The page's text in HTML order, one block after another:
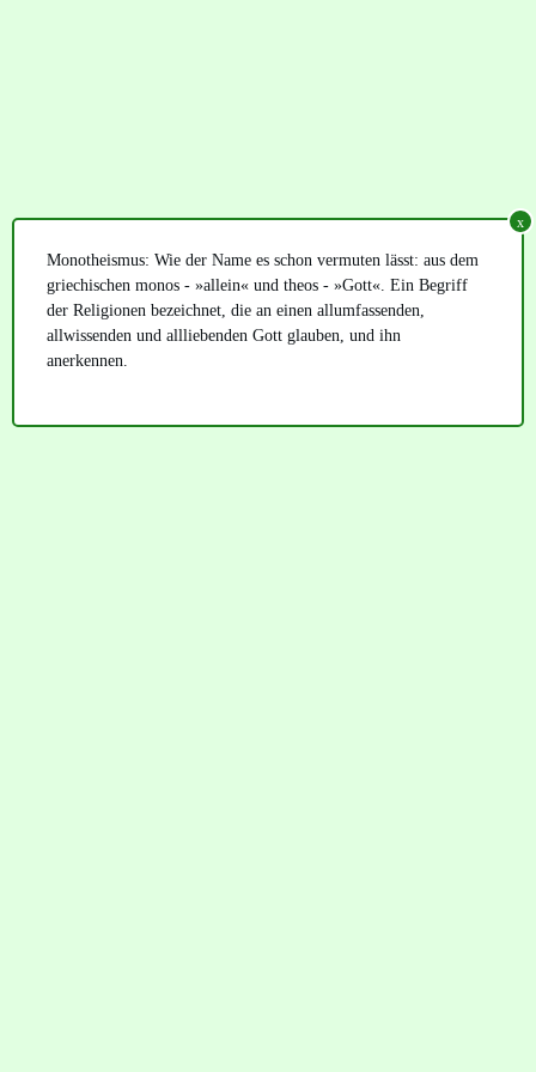
Monotheismus: Wie der Name es schon vermuten lässt: aus dem
griechischen monos - »allein« und theos - »Gott«. Ein Begriff
der Religionen bezeichnet, die an einen allumfassenden,
allwissenden und allliebenden Gott glauben, und ihn
anerkennen.
x